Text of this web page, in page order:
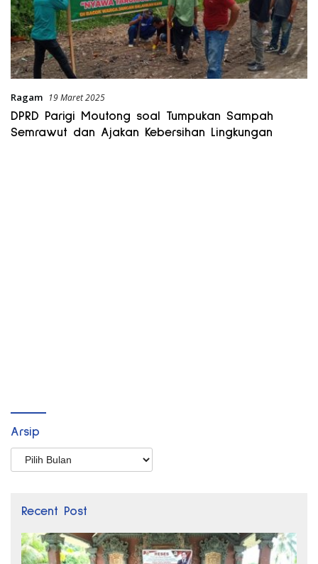
Ragam 19 Maret 2025
DPRD Parigi Moutong soal Tumpukan Sampah
Semrawut dan Ajakan Kebersihan Lingkungan
Arsip
Arsip
Recent Post